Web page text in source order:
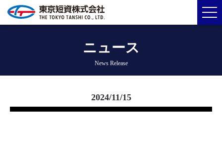
ニュース
News Release
2024/11/15